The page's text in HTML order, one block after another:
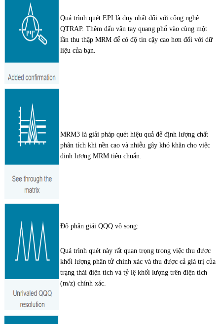
Quá trình quét EPI là duy nhất đối với công nghệ
QTRAP. Thêm dấu vân tay quang phổ vào cùng một
lần thu thập MRM để có độ tin cậy cao hơn đối với dữ
liệu của bạn.
MRM3 là giải pháp quét hiệu quả để định lượng chất
phân tích khi nền cao và nhiễu gây khó khăn cho việc
định lượng MRM tiêu chuẩn.
Độ phân giải QQQ vô song:
Quá trình quét này rất quan trọng trong việc thu được
khối lượng phân tử chính xác và thu được cả giá trị của
trạng thái điện tích và tỷ lệ khối lượng trên điện tích
(m/z) chính xác.